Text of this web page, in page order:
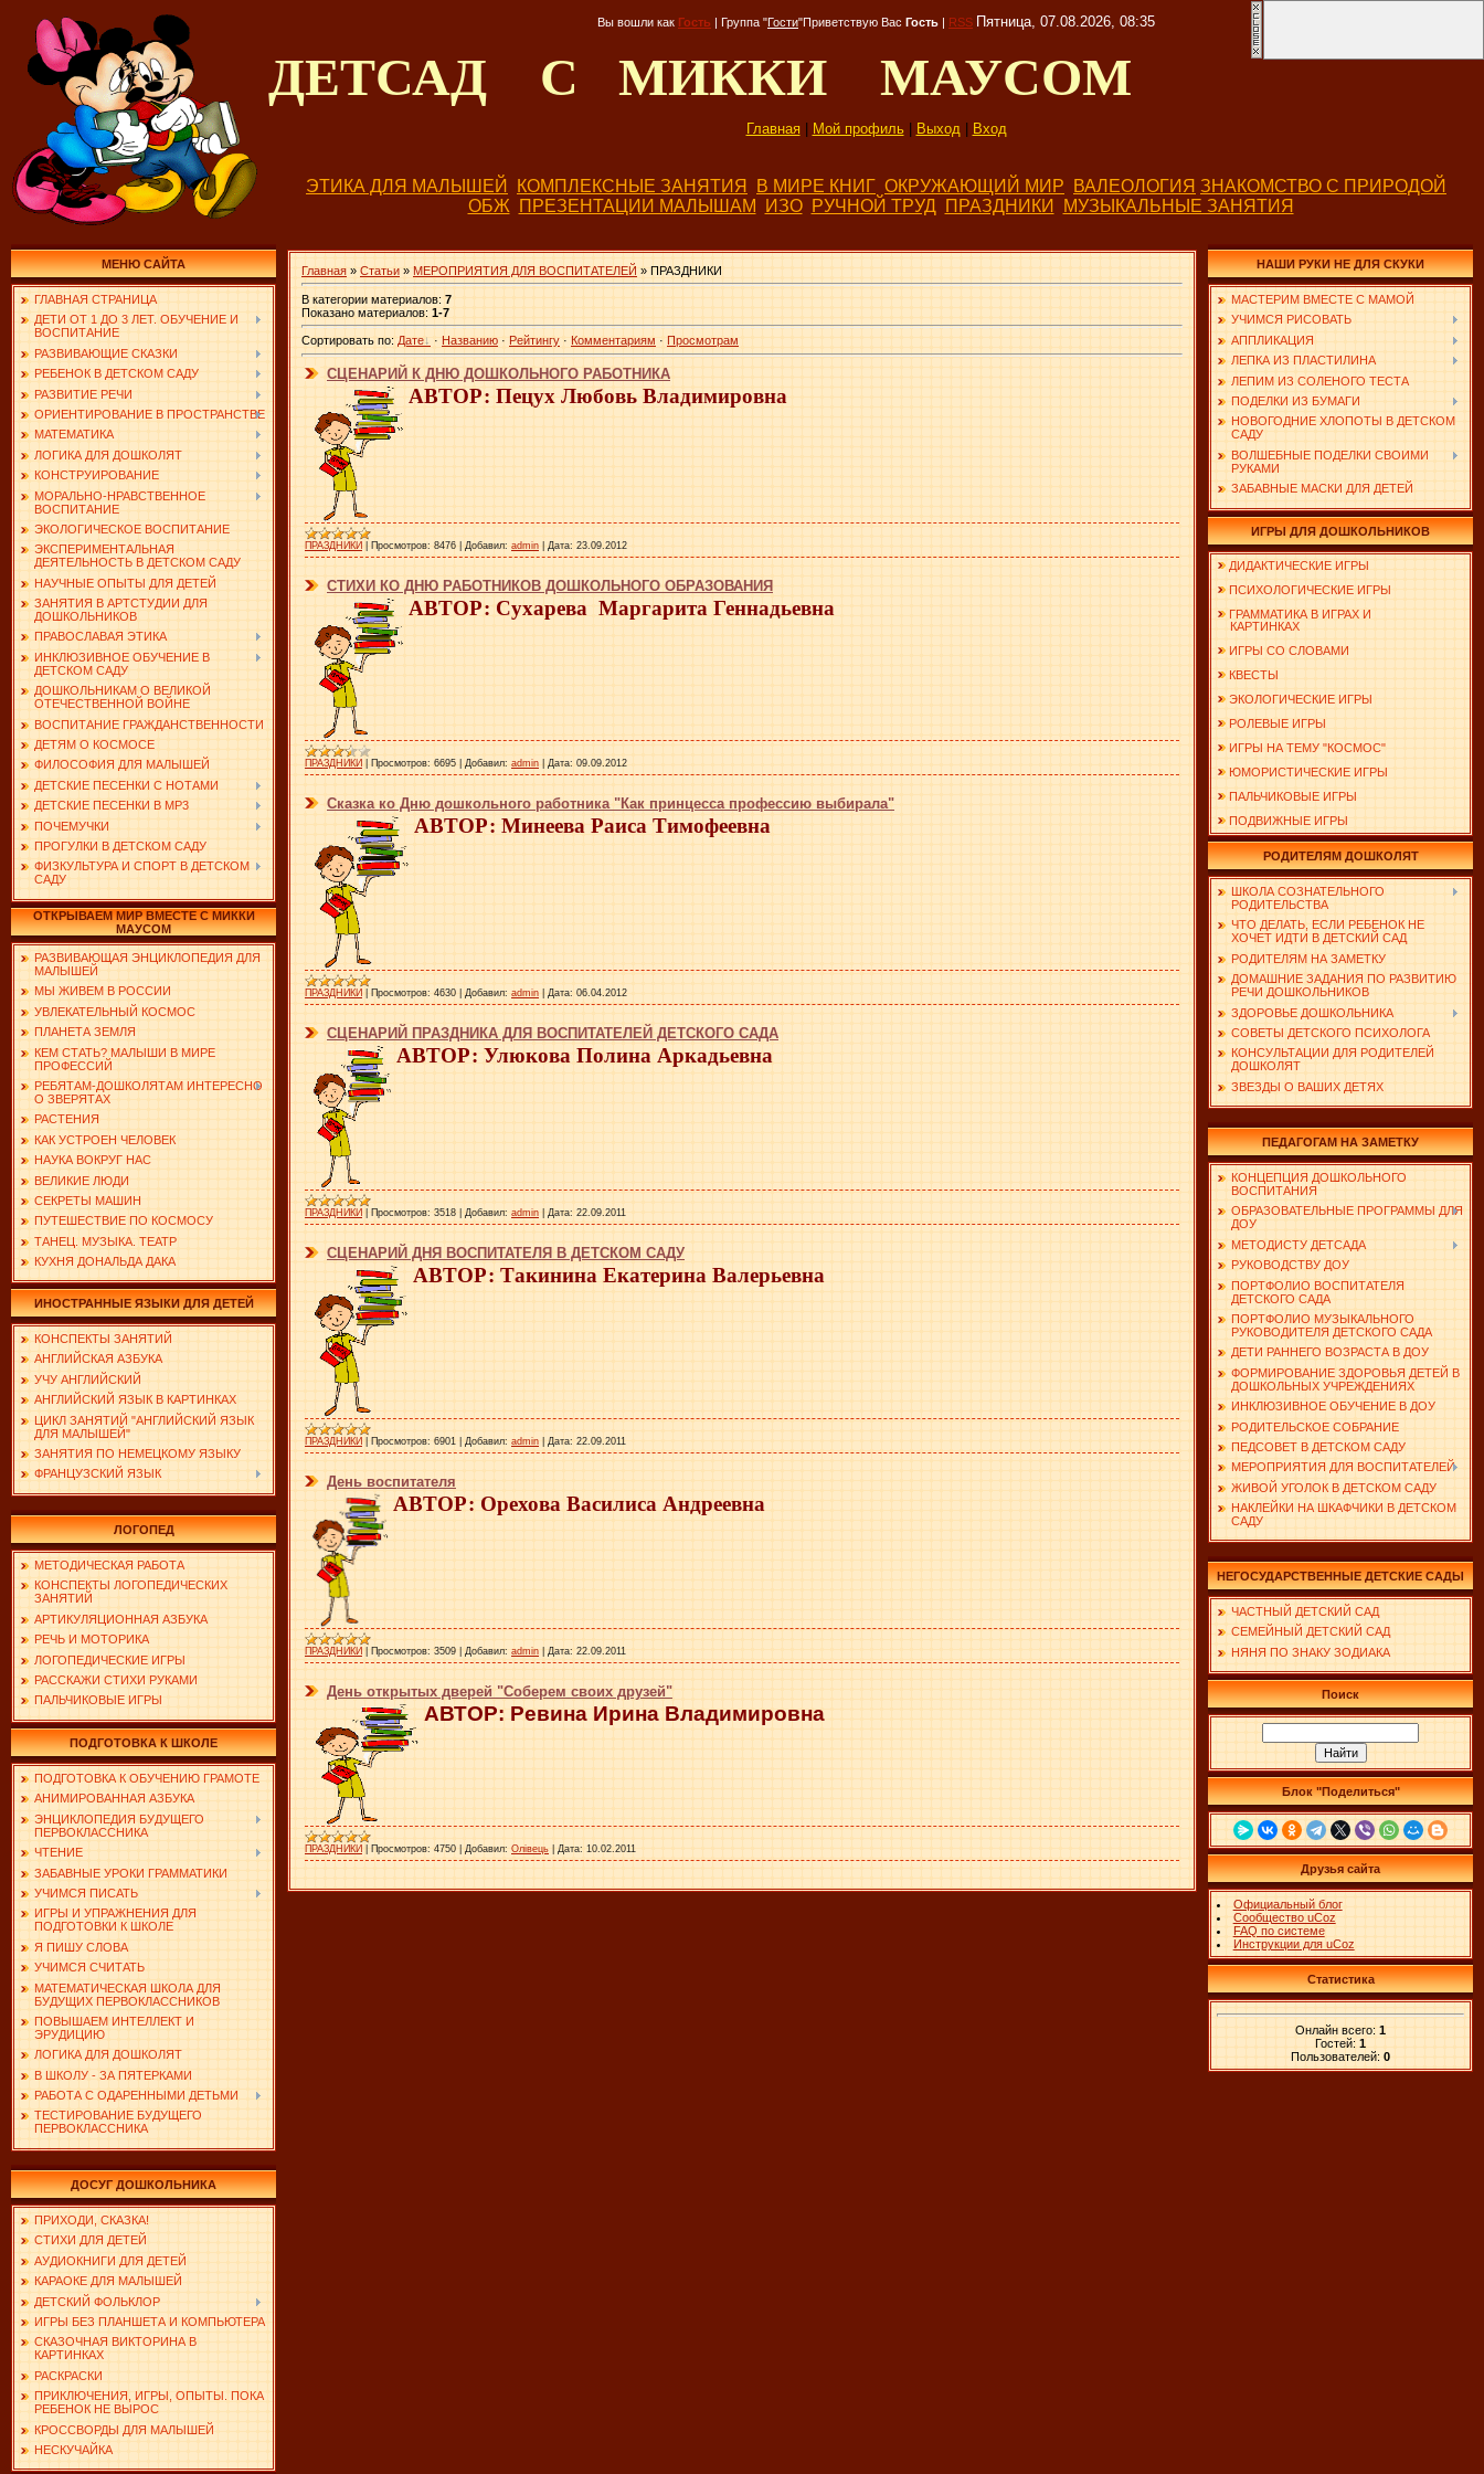
Вы вошли как Гость | Группа "Гости"Приветствую Вас Гость | RSS Пятница, 07.08.2026, 08:35
ДЕТСАД С МИККИ МАУСОМ
Главная| Мой профиль| Выход| Вход
ЭТИКА ДЛЯ МАЛЫШЕЙ КОМПЛЕКСНЫЕ ЗАНЯТИЯ В МИРЕ КНИГ ОКРУЖАЮЩИЙ МИР ВАЛЕОЛОГИЯ ЗНАКОМСТВО С ПРИРОДОЙ
ОБЖ
ПРЕЗЕНТАЦИИ МАЛЫШАМ ИЗО РУЧНОЙ ТРУД ПРАЗДНИКИ МУЗЫКАЛЬНЫЕ ЗАНЯТИЯ
МЕНЮ САЙТА
ГЛАВНАЯ СТРАНИЦА
ДЕТИ ОТ 1 ДО 3 ЛЕТ. ОБУЧЕНИЕ И
ВОСПИТАНИЕ
РАЗВИВАЮЩИЕ СКАЗКИ
РЕБЕНОК В ДЕТСКОМ САДУ
РАЗВИТИЕ РЕЧИ
ОРИЕНТИРОВАНИЕ В ПРОСТРАНСТВЕ
МАТЕМАТИКА
ЛОГИКА ДЛЯ ДОШКОЛЯТ
КОНСТРУИРОВАНИЕ
МОРАЛЬНО-НРАВСТВЕННОЕ
ВОСПИТАНИЕ
ЭКОЛОГИЧЕСКОЕ ВОСПИТАНИЕ
ЭКСПЕРИМЕНТАЛЬНАЯ
ДЕЯТЕЛЬНОСТЬ В ДЕТСКОМ САДУ
НАУЧНЫЕ ОПЫТЫ ДЛЯ ДЕТЕЙ
ЗАНЯТИЯ В АРТСТУДИИ ДЛЯ
ДОШКОЛЬНИКОВ
ПРАВОСЛАВАЯ ЭТИКА
ИНКЛЮЗИВНОЕ ОБУЧЕНИЕ В
ДЕТСКОМ САДУ
ДОШКОЛЬНИКАМ О ВЕЛИКОЙ
ОТЕЧЕСТВЕННОЙ ВОЙНЕ
ВОСПИТАНИЕ ГРАЖДАНСТВЕННОСТИ
ДЕТЯМ О КОСМОСЕ
ФИЛОСОФИЯ ДЛЯ МАЛЫШЕЙ
ДЕТСКИЕ ПЕСЕНКИ С НОТАМИ
ДЕТСКИЕ ПЕСЕНКИ В MP3
ПОЧЕМУЧКИ
ПРОГУЛКИ В ДЕТСКОМ САДУ
ФИЗКУЛЬТУРА И СПОРТ В ДЕТСКОМ
САДУ
ОТКРЫВАЕМ МИР ВМЕСТЕ С МИККИ
МАУСОМ
РАЗВИВАЮЩАЯ ЭНЦИКЛОПЕДИЯ ДЛЯ
МАЛЫШЕЙ
МЫ ЖИВЕМ В РОССИИ
УВЛЕКАТЕЛЬНЫЙ КОСМОС
ПЛАНЕТА ЗЕМЛЯ
КЕМ СТАТЬ? МАЛЫШИ В МИРЕ
ПРОФЕССИЙ
РЕБЯТАМ-ДОШКОЛЯТАМ ИНТЕРЕСНО
О ЗВЕРЯТАХ
РАСТЕНИЯ
КАК УСТРОЕН ЧЕЛОВЕК
НАУКА ВОКРУГ НАС
ВЕЛИКИЕ ЛЮДИ
СЕКРЕТЫ МАШИН
ПУТЕШЕСТВИЕ ПО КОСМОСУ
ТАНЕЦ. МУЗЫКА. ТЕАТР
КУХНЯ ДОНАЛЬДА ДАКА
ИНОСТРАННЫЕ ЯЗЫКИ ДЛЯ ДЕТЕЙ
КОНСПЕКТЫ ЗАНЯТИЙ
АНГЛИЙСКАЯ АЗБУКА
УЧУ АНГЛИЙСКИЙ
АНГЛИЙСКИЙ ЯЗЫК В КАРТИНКАХ
ЦИКЛ ЗАНЯТИЙ "АНГЛИЙСКИЙ ЯЗЫК
ДЛЯ МАЛЫШЕЙ"
ЗАНЯТИЯ ПО НЕМЕЦКОМУ ЯЗЫКУ
ФРАНЦУЗСКИЙ ЯЗЫК
ЛОГОПЕД
МЕТОДИЧЕСКАЯ РАБОТА
КОНСПЕКТЫ ЛОГОПЕДИЧЕСКИХ
ЗАНЯТИЙ
АРТИКУЛЯЦИОННАЯ АЗБУКА
РЕЧЬ И МОТОРИКА
ЛОГОПЕДИЧЕСКИЕ ИГРЫ
РАССКАЖИ СТИХИ РУКАМИ
ПАЛЬЧИКОВЫЕ ИГРЫ
ПОДГОТОВКА К ШКОЛЕ
ПОДГОТОВКА К ОБУЧЕНИЮ ГРАМОТЕ
АНИМИРОВАННАЯ АЗБУКА
ЭНЦИКЛОПЕДИЯ БУДУЩЕГО
ПЕРВОКЛАССНИКА
ЧТЕНИЕ
ЗАБАВНЫЕ УРОКИ ГРАММАТИКИ
УЧИМСЯ ПИСАТЬ
ИГРЫ И УПРАЖНЕНИЯ ДЛЯ
ПОДГОТОВКИ К ШКОЛЕ
Я ПИШУ СЛОВА
УЧИМСЯ СЧИТАТЬ
МАТЕМАТИЧЕСКАЯ ШКОЛА ДЛЯ
БУДУЩИХ ПЕРВОКЛАССНИКОВ
ПОВЫШАЕМ ИНТЕЛЛЕКТ И
ЭРУДИЦИЮ
ЛОГИКА ДЛЯ ДОШКОЛЯТ
В ШКОЛУ - ЗА ПЯТЕРКАМИ
РАБОТА С ОДАРЕННЫМИ ДЕТЬМИ
ТЕСТИРОВАНИЕ БУДУЩЕГО
ПЕРВОКЛАССНИКА
ДОСУГ ДОШКОЛЬНИКА
ПРИХОДИ, СКАЗКА!
СТИХИ ДЛЯ ДЕТЕЙ
АУДИОКНИГИ ДЛЯ ДЕТЕЙ
КАРАОКЕ ДЛЯ МАЛЫШЕЙ
ДЕТСКИЙ ФОЛЬКЛОР
ИГРЫ БЕЗ ПЛАНШЕТА И КОМПЬЮТЕРА
СКАЗОЧНАЯ ВИКТОРИНА В
КАРТИНКАХ
РАСКРАСКИ
ПРИКЛЮЧЕНИЯ, ИГРЫ, ОПЫТЫ. ПОКА
РЕБЕНОК НЕ ВЫРОС
КРОССВОРДЫ ДЛЯ МАЛЫШЕЙ
НЕСКУЧАЙКА
Главная » Статьи » МЕРОПРИЯТИЯ ДЛЯ ВОСПИТАТЕЛЕЙ » ПРАЗДНИКИ
В категории материалов: 7
Показано материалов: 1-7
Сортировать по: Дате · Названию · Рейтингу · Комментариям · Просмотрам
СЦЕНАРИЙ К ДНЮ ДОШКОЛЬНОГО РАБОТНИКА
АВТОР: Пецух Любовь Владимировна
ПРАЗДНИКИ Просмотров: 8476 Добавил: admin Дата: 23.09.2012
СТИХИ КО ДНЮ РАБОТНИКОВ ДОШКОЛЬНОГО ОБРАЗОВАНИЯ
АВТОР: Сухарева Маргарита Геннадьевна
ПРАЗДНИКИ Просмотров: 6695 Добавил: admin Дата: 09.09.2012
Сказка ко Дню дошкольного работника "Как принцесса профессию выбирала"
АВТОР: Минеева Раиса Тимофеевна
ПРАЗДНИКИ Просмотров: 4630 Добавил: admin Дата: 06.04.2012
СЦЕНАРИЙ ПРАЗДНИКА ДЛЯ ВОСПИТАТЕЛЕЙ ДЕТСКОГО САДА
АВТОР: Улюкова Полина Аркадьевна
ПРАЗДНИКИ Просмотров: 3518 Добавил: admin Дата: 22.09.2011
СЦЕНАРИЙ ДНЯ ВОСПИТАТЕЛЯ В ДЕТСКОМ САДУ
АВТОР: Такинина Екатерина Валерьевна
ПРАЗДНИКИ Просмотров: 6901 Добавил: admin Дата: 22.09.2011
День воспитателя
АВТОР: Орехова Василиса Андреевна
ПРАЗДНИКИ Просмотров: 3509 Добавил: admin Дата: 22.09.2011
День открытых дверей "Соберем своих друзей"
АВТОР: Ревина Ирина Владимировна
ПРАЗДНИКИ Просмотров: 4750 Добавил: Олівець Дата: 10.02.2011
НАШИ РУКИ НЕ ДЛЯ СКУКИ
МАСТЕРИМ ВМЕСТЕ С МАМОЙ
УЧИМСЯ РИСОВАТЬ
АППЛИКАЦИЯ
ЛЕПКА ИЗ ПЛАСТИЛИНА
ЛЕПИМ ИЗ СОЛЕНОГО ТЕСТА
ПОДЕЛКИ ИЗ БУМАГИ
НОВОГОДНИЕ ХЛОПОТЫ В ДЕТСКОМ
САДУ
ВОЛШЕБНЫЕ ПОДЕЛКИ СВОИМИ
РУКАМИ
ЗАБАВНЫЕ МАСКИ ДЛЯ ДЕТЕЙ
ИГРЫ ДЛЯ ДОШКОЛЬНИКОВ
ДИДАКТИЧЕСКИЕ ИГРЫ
ПСИХОЛОГИЧЕСКИЕ ИГРЫ
ГРАММАТИКА В ИГРАХ И
КАРТИНКАХ
ИГРЫ СО СЛОВАМИ
КВЕСТЫ
ЭКОЛОГИЧЕСКИЕ ИГРЫ
РОЛЕВЫЕ ИГРЫ
ИГРЫ НА ТЕМУ "КОСМОС"
ЮМОРИСТИЧЕСКИЕ ИГРЫ
ПАЛЬЧИКОВЫЕ ИГРЫ
ПОДВИЖНЫЕ ИГРЫ
РОДИТЕЛЯМ ДОШКОЛЯТ
ШКОЛА СОЗНАТЕЛЬНОГО
РОДИТЕЛЬСТВА
ЧТО ДЕЛАТЬ, ЕСЛИ РЕБЕНОК НЕ
ХОЧЕТ ИДТИ В ДЕТСКИЙ САД
РОДИТЕЛЯМ НА ЗАМЕТКУ
ДОМАШНИЕ ЗАДАНИЯ ПО РАЗВИТИЮ
РЕЧИ ДОШКОЛЬНИКОВ
ЗДОРОВЬЕ ДОШКОЛЬНИКА
СОВЕТЫ ДЕТСКОГО ПСИХОЛОГА
КОНСУЛЬТАЦИИ ДЛЯ РОДИТЕЛЕЙ
ДОШКОЛЯТ
ЗВЕЗДЫ О ВАШИХ ДЕТЯХ
ПЕДАГОГАМ НА ЗАМЕТКУ
КОНЦЕПЦИЯ ДОШКОЛЬНОГО
ВОСПИТАНИЯ
ОБРАЗОВАТЕЛЬНЫЕ ПРОГРАММЫ ДЛЯ
ДОУ
МЕТОДИСТУ ДЕТСАДА
РУКОВОДСТВУ ДОУ
ПОРТФОЛИО ВОСПИТАТЕЛЯ
ДЕТСКОГО САДА
ПОРТФОЛИО МУЗЫКАЛЬНОГО
РУКОВОДИТЕЛЯ ДЕТСКОГО САДА
ДЕТИ РАННЕГО ВОЗРАСТА В ДОУ
ФОРМИРОВАНИЕ ЗДОРОВЬЯ ДЕТЕЙ В
ДОШКОЛЬНЫХ УЧРЕЖДЕНИЯХ
ИНКЛЮЗИВНОЕ ОБУЧЕНИЕ В ДОУ
РОДИТЕЛЬСКОЕ СОБРАНИЕ
ПЕДСОВЕТ В ДЕТСКОМ САДУ
МЕРОПРИЯТИЯ ДЛЯ ВОСПИТАТЕЛЕЙ
ЖИВОЙ УГОЛОК В ДЕТСКОМ САДУ
НАКЛЕЙКИ НА ШКАФЧИКИ В ДЕТСКОМ
САДУ
НЕГОСУДАРСТВЕННЫЕ ДЕТСКИЕ САДЫ
ЧАСТНЫЙ ДЕТСКИЙ САД
СЕМЕЙНЫЙ ДЕТСКИЙ САД
НЯНЯ ПО ЗНАКУ ЗОДИАКА
Поиск
Блок "Поделиться"
Друзья сайта
Официальный блог
Сообщество uCoz
FAQ по системе
Инструкции для uCoz
Статистика
Онлайн всего: 1
Гостей: 1
Пользователей: 0